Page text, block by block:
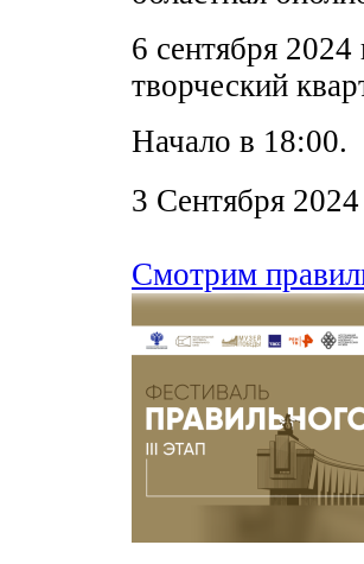
6 сентября
творческий
Начало в 18:00.
3 Сентября
Смотрим